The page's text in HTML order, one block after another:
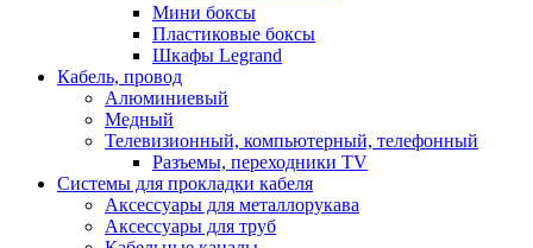
Мини боксы
Пластиковые боксы
Шкафы Legrand
Кабель, провод
Алюминиевый
Медный
Телевизионный, компьютерный, телефонный
Разъемы, переходники TV
Системы для прокладки кабеля
Аксессуары для металлорукава
Аксессуары для труб